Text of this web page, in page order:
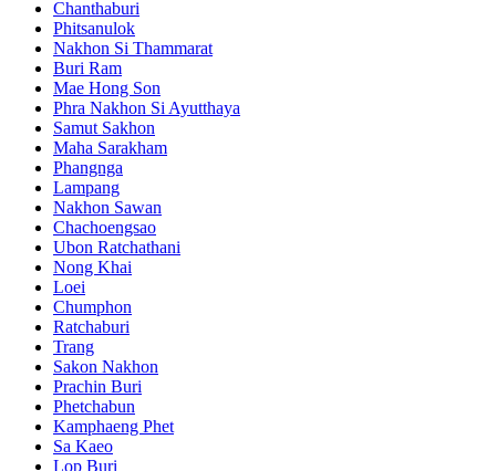
Chanthaburi
Phitsanulok
Nakhon Si Thammarat
Buri Ram
Mae Hong Son
Phra Nakhon Si Ayutthaya
Samut Sakhon
Maha Sarakham
Phangnga
Lampang
Nakhon Sawan
Chachoengsao
Ubon Ratchathani
Nong Khai
Loei
Chumphon
Ratchaburi
Trang
Sakon Nakhon
Prachin Buri
Phetchabun
Kamphaeng Phet
Sa Kaeo
Lop Buri